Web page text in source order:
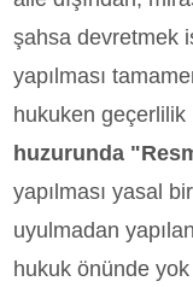
şahsa devretmek
yapılması
hukuken
huzurunda
yapılması yasal
uyulmadan
hukuk önünde